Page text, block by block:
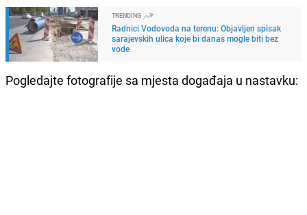
TRENDING
Radnici Vodovoda na terenu: Objavljen spisak
sarajevskih ulica koje bi danas mogle biti bez
vode
Pogledajte fotografije sa mjesta događaja u nastavku: